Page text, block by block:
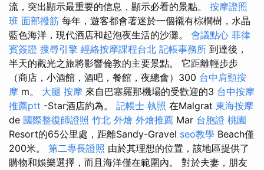
流，突出顯示最重要的信息，顯示必看的景點。 按摩證照
班 面部撥筋 每年，遊客都會著迷於一個襯有棕櫚樹，水晶
藍色海洋，現代酒店和起泡夜生活的沙灘。 會議點心 菲律
賓簽證 搜尋引擎 經絡按摩課程台北 記帳事務所 到達後，
半天的觀光之旅將影響倫敦的主要景點。 它距離輕步步
（商店，小酒館，酒吧，餐館，夜總會）300 台中肩頸按
摩 m。 大腿 按摩 來自巴塞羅那機場的受歡迎的3 台中按摩
推薦ptt -Star酒店約為。 記帳士 執照 在Malgrat 東海按摩
de 國際整復師證照 竹北 外燴 外燴推薦 Mar 台胞證 桃園
Resort的65公里處，距離Sandy-Gravel seo教學 Beach僅
200米。 第二專長證照 由於其理想的位置，該地區提供了
購物和娛樂選擇，而且海洋僅在範圍內。 對於夫妻，朋友